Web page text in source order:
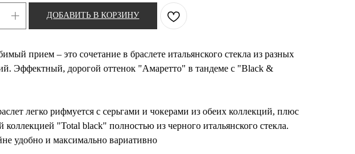
ДОБАВИТЬ В КОРЗИНУ
прием – это сочетание в браслете итальянского стекла из разных
Эффектный, дорогой оттенок "Амаретто" в тандеме с "Black &
легко рифмуется с серьгами и чокерами из обеих коллекций, плюс
коллекцией "Total black" полностью из черного итальянского стекла.
удобно и максимально вариативно